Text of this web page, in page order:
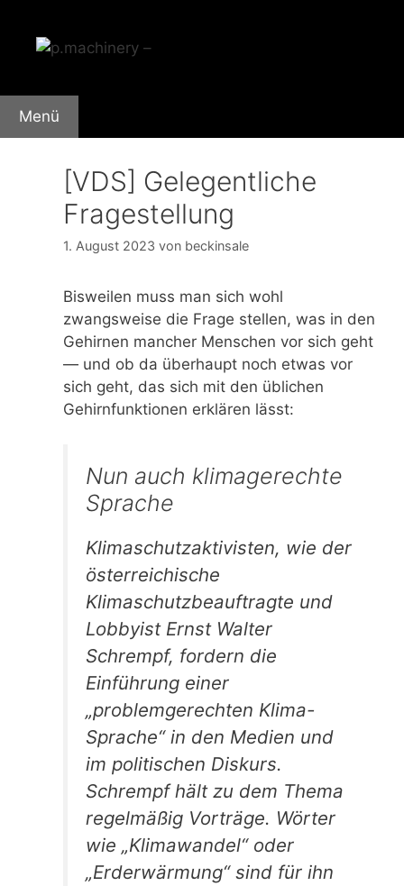
Inhalt
springen
Menü
[VDS] Gelegentliche
Fragestellung
1. August 2023 von beckinsale
Bisweilen muss man sich wohl
zwangsweise die Frage stellen, was in den
Gehirnen mancher Menschen vor sich geht
— und ob da überhaupt noch etwas vor
sich geht, das sich mit den üblichen
Gehirnfunktionen erklären lässt:
Nun auch klimagerechte
Sprache
Klimaschutzaktivisten, wie der
österreichische
Klimaschutzbeauftragte und
Lobbyist Ernst Walter
Schrempf, fordern die
Einführung einer
„problemgerechten Klima-
Sprache“ in den Medien und
im politischen Diskurs.
Schrempf hält zu dem Thema
regelmäßig Vorträge. Wörter
wie „Klimawandel“ oder
„Erderwärmung“ sind für ihn